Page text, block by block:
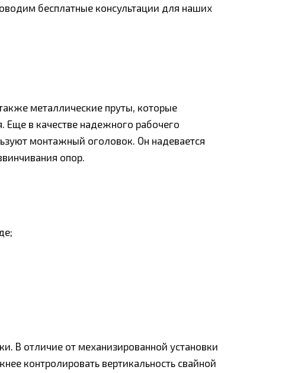
бесплатные консультации для наших
металлические пруты, которые
Еще в качестве надежного рабочего
монтажный оголовок. Он надевается
опор.
В отличие от механизированной установки
контролировать вертикальность свайной